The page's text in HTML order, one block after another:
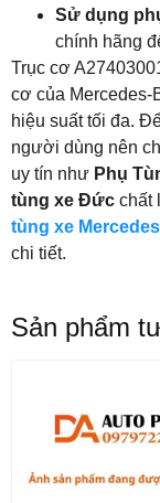
Sử dụng
chính hãng
Trục cơ
cơ của Mercedes-
hiệu suất tối đa.
người dùng nên
uy tín như Phụ
tùng xe Đức chất
tùng xe Mercedes
chi tiết.
Sản phẩm